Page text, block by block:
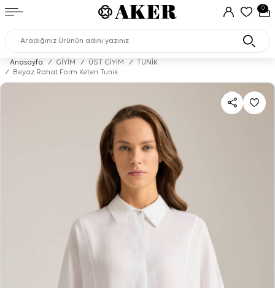
0
Anasayfa / GİYİM / ÜST GİYİM /
TUNİK
/
Beyaz Rahat Form Keten Tunik